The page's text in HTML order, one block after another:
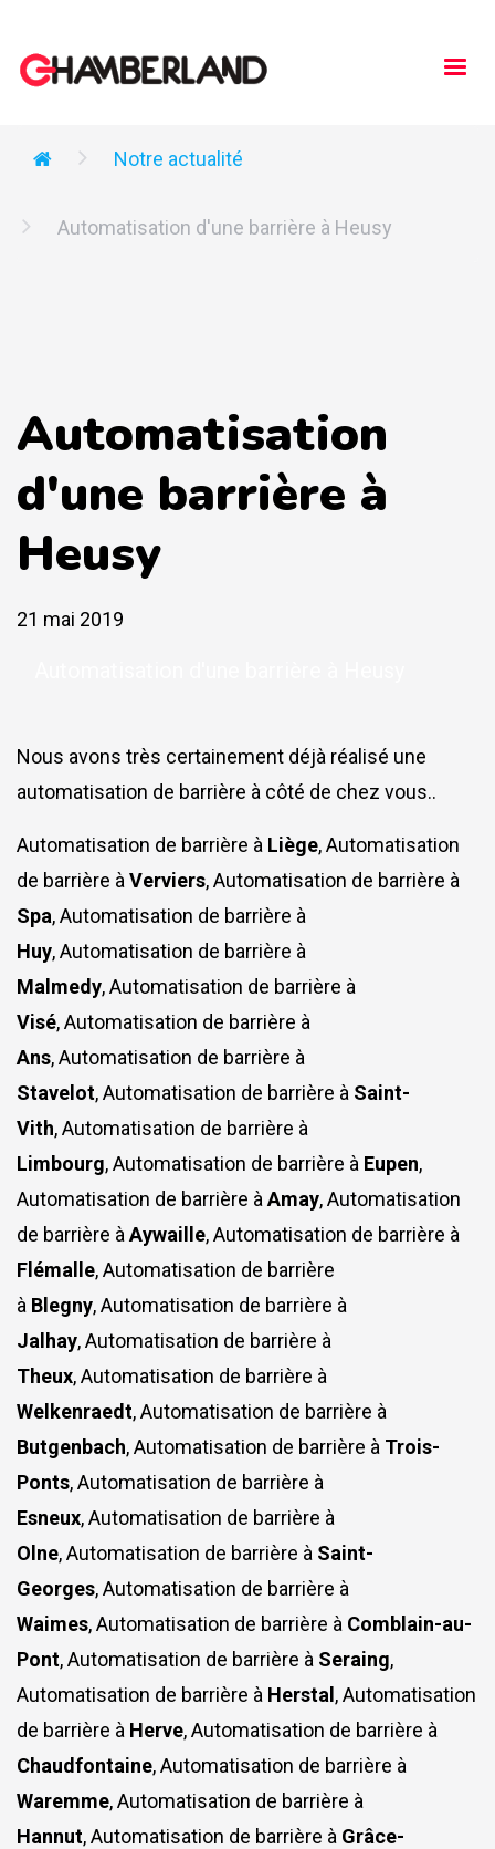
Notre actualité
Automatisation d'une barrière à Heusy
Automatisation
d'une barrière à
Heusy
21 mai 2019
Nous avons très certainement déjà réalisé une
automatisation de barrière à côté de chez vous..
Automatisation de barrière à Liège, Automatisation
de barrière à Verviers, Automatisation de barrière à
Spa, Automatisation de barrière à
Huy, Automatisation de barrière à
Malmedy, Automatisation de barrière à
Visé, Automatisation de barrière à
Ans, Automatisation de barrière à
Stavelot, Automatisation de barrière à Saint-
Vith, Automatisation de barrière à
Limbourg, Automatisation de barrière à Eupen,
Automatisation de barrière à Amay, Automatisation
de barrière à Aywaille, Automatisation de barrière à
Flémalle, Automatisation de barrière
à Blegny, Automatisation de barrière à
Jalhay, Automatisation de barrière à
Theux, Automatisation de barrière à
Welkenraedt, Automatisation de barrière à
Butgenbach, Automatisation de barrière à Trois-
Ponts, Automatisation de barrière à
Esneux, Automatisation de barrière à
Olne, Automatisation de barrière à Saint-
Georges, Automatisation de barrière à
Waimes, Automatisation de barrière à Comblain-au-
Pont, Automatisation de barrière à Seraing,
Automatisation de barrière à Herstal , Automatisation
de barrière à Herve, Automatisation de barrière à
Chaudfontaine, Automatisation de barrière à
Waremme, Automatisation de barrière à
Hannut, Automatisation de barrière à Grâce-